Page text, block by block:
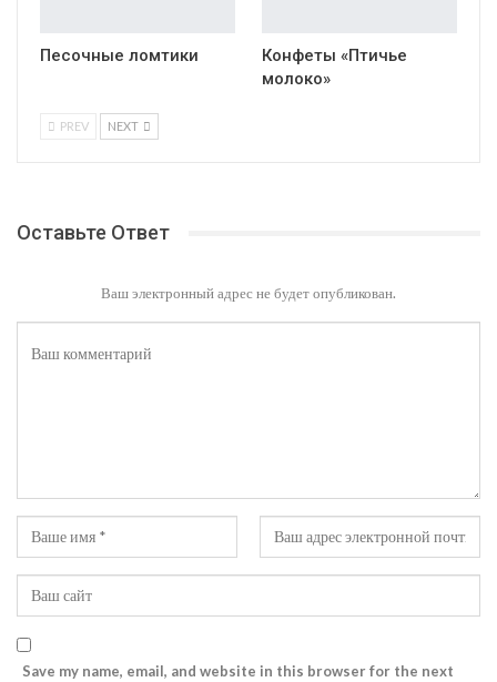
Песочные ломтики
Конфеты «Птичье
молоко»
PREV NEXT
Оставьте Ответ
Ваш электронный адрес не будет опубликован.
Save my name, email, and website in this browser for the next